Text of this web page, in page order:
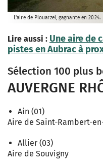
L'aire de Plouarzel, gagnante en 2024.
Lire aussi : Une aire de
pistes en Aubrac à
Sélection 100 plus
AUVERGNE
Ain (01)
Aire de Saint-Rambert-
Allier (03)
Aire de Souvigny